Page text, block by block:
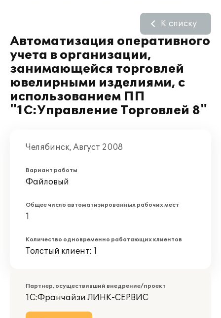
Автоматизация оперативного
учета в организации,
занимающейся торговлей
ювелирными изделиями, с
использованием ПП
"1С:Управление Торговлей 8"
К списку
Челябинск, Август 2008
Вариант работы
Файловый
Общее число автоматизированных рабочих мест
1
Количество одновременно работающих клиентов
Толстый клиент: 1
Партнер, осуществивший внедрение/проект
1С:Франчайзи ЛИНК-СЕРВИС